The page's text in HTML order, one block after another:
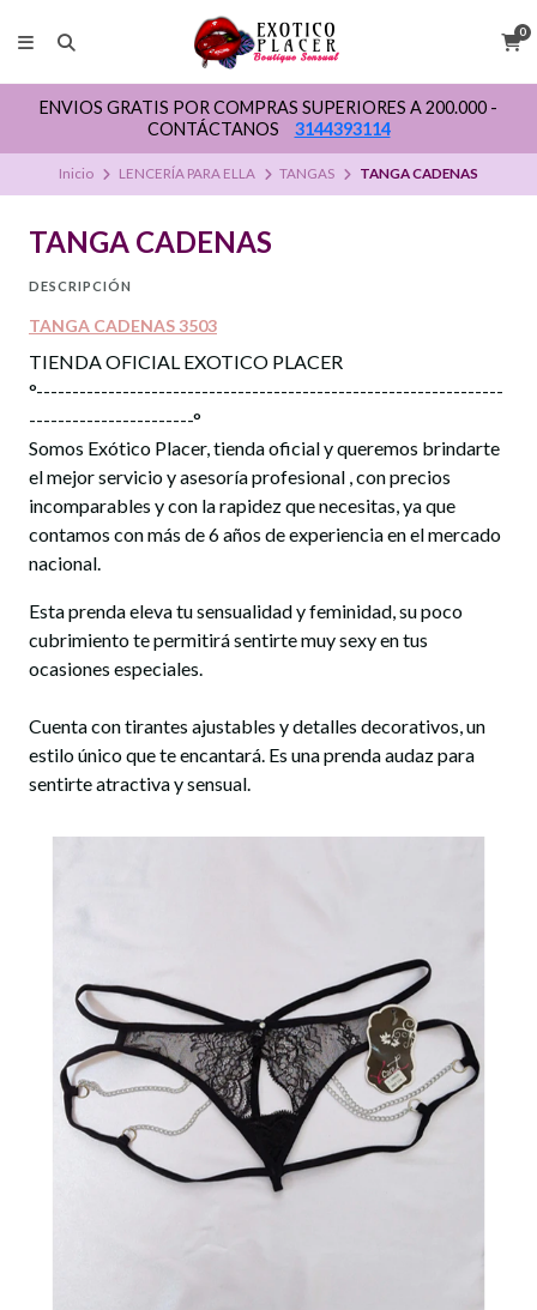
0
ENVIOS GRATIS POR COMPRAS SUPERIORES A 200.000 -
CONTÁCTANOS
3144393114
Inicio LENCERÍA PARA ELLA TANGAS TANGA CADENAS
TANGA CADENAS
DESCRIPCIÓN
TANGA CADENAS 3503
TIENDA OFICIAL EXOTICO PLACER
°-----------------------------------------------------------------
-----------------------°
Somos Exótico Placer, tienda oficial y queremos brindarte
el mejor servicio y asesoría profesional , con precios
incomparables y con la rapidez que necesitas, ya que
contamos con más de 6 años de experiencia en el mercado
nacional.
Esta prenda eleva tu sensualidad y feminidad, su poco
cubrimiento te permitirá sentirte muy sexy en tus
ocasiones especiales.
Cuenta con tirantes ajustables y detalles decorativos, un
estilo único que te encantará. Es una prenda audaz para
sentirte atractiva y sensual.